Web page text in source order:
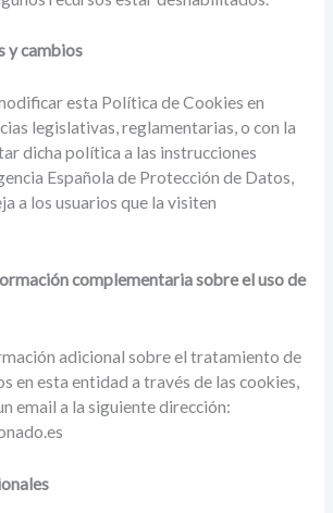
y cambios
esta Política de Cookies en
legislativas, reglamentarias, o con la
dicha política a las instrucciones
Española de Protección de Datos,
a los usuarios que la visiten
complementaria sobre el uso de
adicional sobre el tratamiento de
en esta entidad a través de las cookies,
email a la siguiente dirección: